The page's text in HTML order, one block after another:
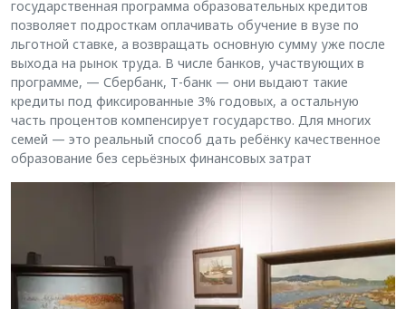
государственная программа образовательных кредитов
позволяет подросткам оплачивать обучение в вузе по
льготной ставке, а возвращать основную сумму уже после
выхода на рынок труда. В числе банков, участвующих в
программе, — Сбербанк, Т-банк — они выдают такие
кредиты под фиксированные 3% годовых, а остальную
часть процентов компенсирует государство. Для многих
семей — это реальный способ дать ребёнку качественное
образование без серьёзных финансовых затрат